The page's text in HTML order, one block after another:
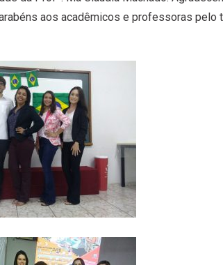
aos acadêmicos e professoras pelo